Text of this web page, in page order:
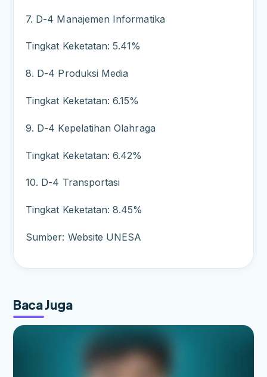
7. D-4 Manajemen Informatika
Tingkat Keketatan: 5.41%
8. D-4 Produksi Media
Tingkat Keketatan: 6.15%
9. D-4 Kepelatihan Olahraga
Tingkat Keketatan: 6.42%
10. D-4 Transportasi
Tingkat Keketatan: 8.45%
Sumber: Website UNESA
Baca Juga